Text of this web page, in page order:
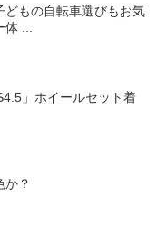
どもの自転車選びもお気
...
」ホイールセット着
か？